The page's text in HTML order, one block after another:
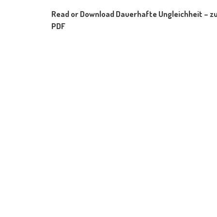
obere
Read or Download Dauerhafte Ungleichheit –
PDF